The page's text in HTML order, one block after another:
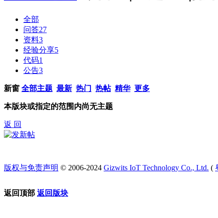
全部
问答27
资料3
经验分享5
代码1
公告3
新窗 全部主题 最新 热门 热帖 精华 更多
本版块或指定的范围内尚无主题
返 回
版权与免责声明 © 2006-2024 Gizwits IoT Technology Co., Ltd. (
返回顶部 返回版块